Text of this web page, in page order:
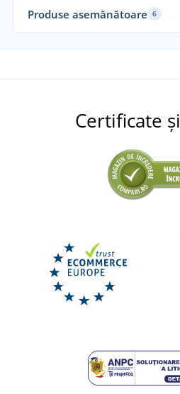
Produse asemănătoare 6
Tricou bărbătesc Luxury
77,75
Certificate